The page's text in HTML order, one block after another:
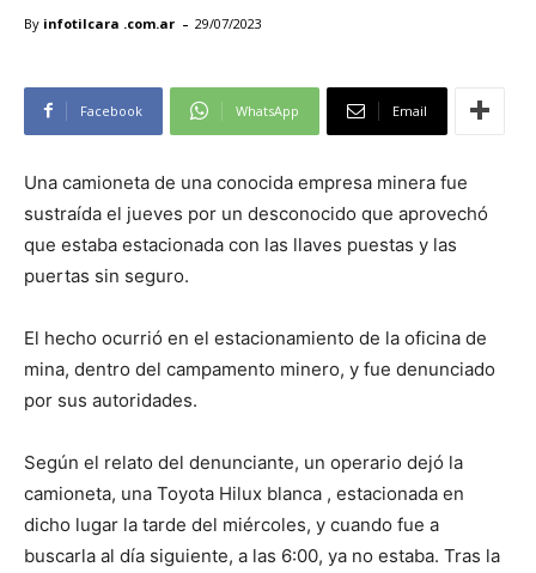
By infotilcara .com.ar - 29/07/2023
Facebook WhatsApp Email
Una camioneta de una conocida empresa minera fue
sustraída el jueves por un desconocido que aprovechó
que estaba estacionada con las llaves puestas y las
puertas sin seguro.
El hecho ocurrió en el estacionamiento de la oficina de
mina, dentro del campamento minero, y fue denunciado
por sus autoridades.
Según el relato del denunciante, un operario dejó la
camioneta, una Toyota Hilux blanca , estacionada en
dicho lugar la tarde del miércoles, y cuando fue a
buscarla al día siguiente, a las 6:00, ya no estaba. Tras la